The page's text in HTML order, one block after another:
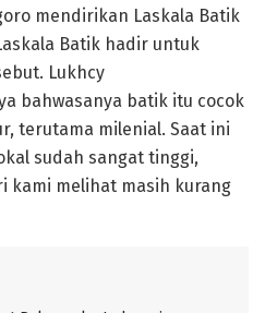
mendirikan Laskala Batik
Batik hadir untuk
Lukhcy
bahwasanya batik itu cocok
terutama milenial. Saat ini
sudah sangat tinggi,
kami melihat masih kurang